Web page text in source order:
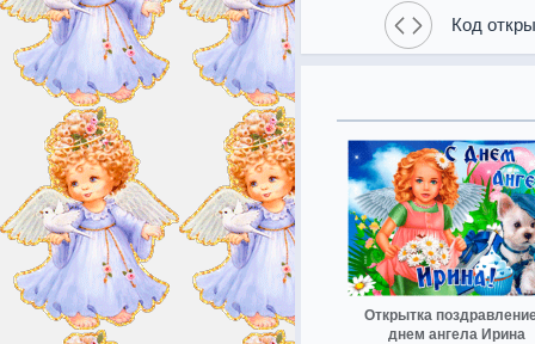
Код
Открытка
днем ангела Ирина